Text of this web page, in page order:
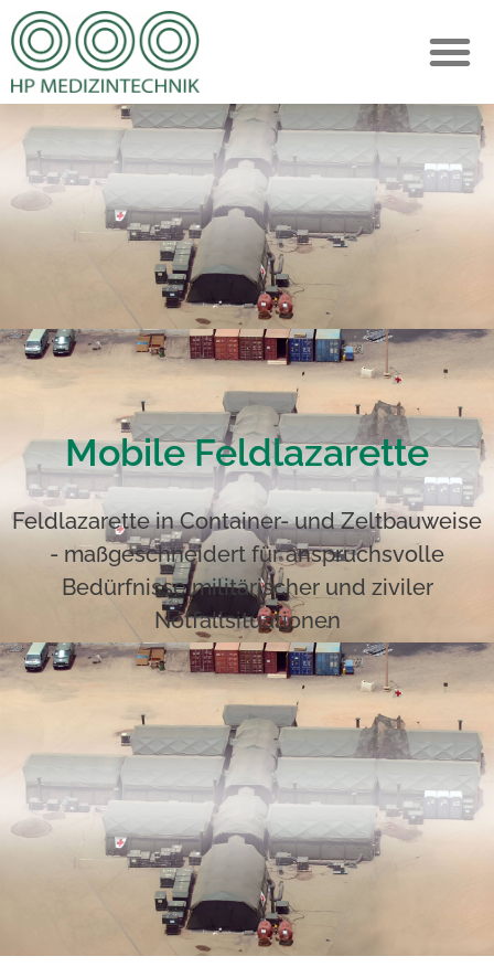
Mobile Feldlazarette
Feldlazarette in Container- und Zeltbauweise
- maßgeschneidert für anspruchsvolle
Bedürfnisse militärischer und ziviler
Notfallsituationen